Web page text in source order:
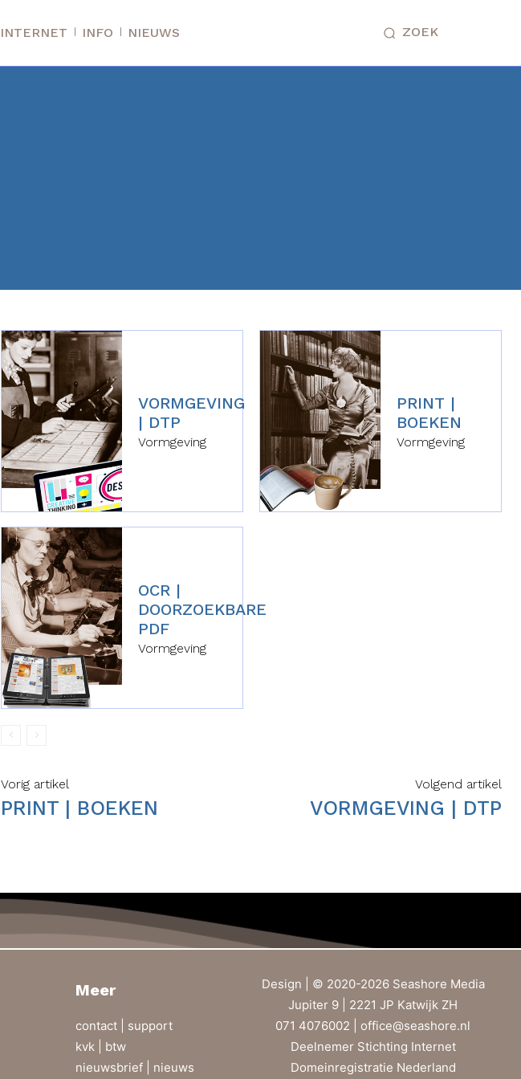
INTERNET INFO NIEUWS ZOEK
VORMGEVING
| DTP
Vormgeving
PRINT |
BOEKEN
Vormgeving
OCR |
DOORZOEKBARE
PDF
Vormgeving
Vorig artikel
PRINT | BOEKEN
Volgend artikel
VORMGEVING | DTP
Meer
contact | support
kvk | btw
nieuwsbrief | nieuws
Design | © 2020-2026 Seashore Media
Jupiter 9 | 2221 JP Katwijk ZH
071 4076002 | office@seashore.nl
Deelnemer Stichting Internet
Domeinregistratie Nederland